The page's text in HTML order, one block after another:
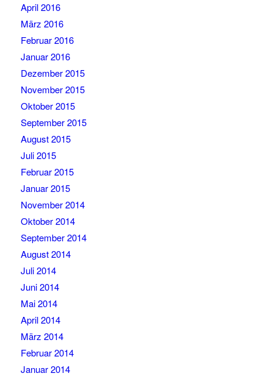
April 2016
März 2016
Februar 2016
Januar 2016
Dezember 2015
November 2015
Oktober 2015
September 2015
August 2015
Juli 2015
Februar 2015
Januar 2015
November 2014
Oktober 2014
September 2014
August 2014
Juli 2014
Juni 2014
Mai 2014
April 2014
März 2014
Februar 2014
Januar 2014